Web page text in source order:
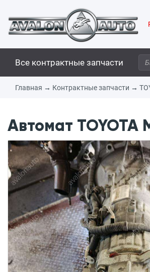
Все контрактные запчасти
Главная → Контрактные запчасти →
Автомат TOYOTA